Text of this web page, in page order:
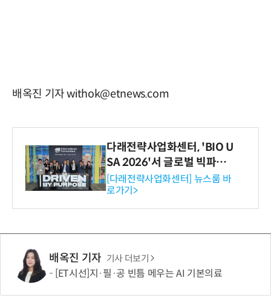
배옥진 기자 withok@etnews.com
다래전략사업화센터, 'BIO U
SA 2026'서 글로벌 빅파마
와의 비즈니스 미팅 지원…K
-바이오 해외 진출 교두보 확
보
[다래전략사업화센터] 뉴스룸 바
로가기>
배옥진 기자 기사 더보기
[ET시선]지·필·공 빈틈 메우는 AI 기본의료